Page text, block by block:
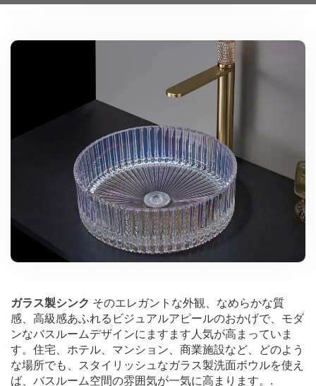
ガラス製シンク そのエレガントな外観、なめらかな質
感、高級感あふれるビジュアルアピールのおかげで、モダ
ンなバスルームデザインにますます人気が高まっていま
す。住宅、ホテル、マンション、商業施設など、どのよう
な場所でも、スタイリッシュなガラス製洗面ボウルを使え
ば、バスルーム空間の雰囲気が一気に高まります。.